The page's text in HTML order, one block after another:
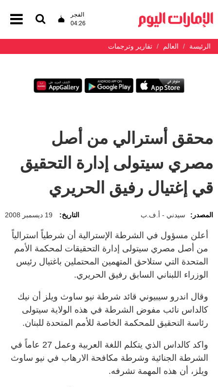
الفجر
04:26
الرئيسة العالم تقارير وترجمات
محقق أسترالي من أصل
مصري سيتولى إدارة التحقيق
قي إغتيال رفيق الحريري
المصدر: سيدني - أ.ف.ب التاريخ: 19 ديسمبر 2008
أعلن مسؤول في الشرطة الإسترالية أن شرطياً استرالياً
من أصل مصري سيتولى إدارة التحقيقات لمحكمة الأمم
المتحدة التي ستلاحق المتهمين المحتملين باغتيال رئيس
الوزراء اللبناني السابق رفيق الحريري.
وقال اندرو سيبيوني قائد شرطة نيو ساوث ويلز أن نيك
كالداس نائب مفوض الشرطة في هذه الولاية سيتولى
رئاسة التحقيق للمحكمة الخاصة للأمم المتحدة للبنان.
واكد كالداس الذي يتكلم اللغة العربية وعمل 27 عاماً في
الشرطة الجنائية وشرطة مكافحة الارهاب في نيو ساوث
ويلز، أن هذه المهمة تشرفه.